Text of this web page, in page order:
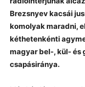
Brezsnyev kacsái
komolyak maradni,
kéthetenkénti
magyar bel-, kül- és
csapásiránya.